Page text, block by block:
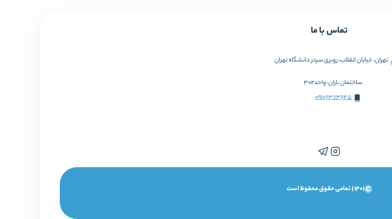
تماس با ما
تهران، خیابان انقلاب، روبری سردر دانشگاه تهران
ساختمان باران، واحد302
09106373645
1401 | تمامی حقوق محفوظ است